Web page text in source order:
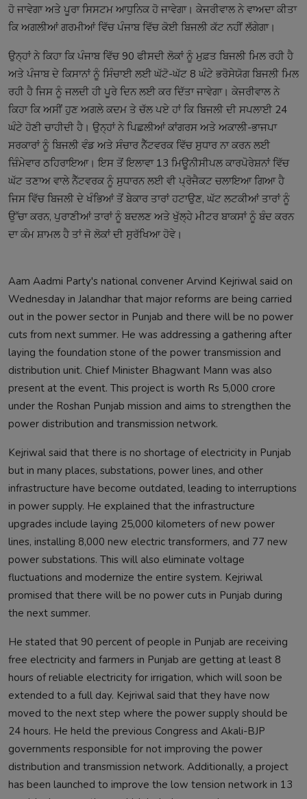
ਹੋ ਜਾਵੇਗਾ ਅਤੇ ਪੂਰਾ ਸਿਸਟਮ ਆਧੁਨਿਕ ਹੋ ਜਾਵੇਗਾ। ਕੇਜਰੀਵਾਲ ਨੇ ਵਾਅਦਾ ਕੀਤਾ
ਕਿ ਅਗਲੀਆਂ ਗਰਮੀਆਂ ਵਿੱਚ ਪੰਜਾਬ ਵਿੱਚ ਕੋਈ ਬਿਜਲੀ ਕੱਟ ਨਹੀਂ ਲੱਗੇਗਾ।
ਉਨ੍ਹਾਂ ਨੇ ਕਿਹਾ ਕਿ ਪੰਜਾਬ ਵਿੱਚ 90 ਫੀਸਦੀ ਲੋਕਾਂ ਨੂੰ ਮੁਫ਼ਤ ਬਿਜਲੀ ਮਿਲ ਰਹੀ ਹੈ
ਅਤੇ ਪੰਜਾਬ ਦੇ ਕਿਸਾਨਾਂ ਨੂੰ ਸਿੰਚਾਈ ਲਈ ਘੱਟੋ-ਘੱਟ 8 ਘੰਟੇ ਭਰੋਸੇਯੋਗ ਬਿਜਲੀ ਮਿਲ
ਰਹੀ ਹੈ ਜਿਸ ਨੂੰ ਜਲਦੀ ਹੀ ਪੂਰੇ ਦਿਨ ਲਈ ਕਰ ਦਿੱਤਾ ਜਾਵੇਗਾ। ਕੇਜਰੀਵਾਲ ਨੇ
ਕਿਹਾ ਕਿ ਅਸੀਂ ਹੁਣ ਅਗਲੇ ਕਦਮ ਤੇ ਚੱਲ ਪਏ ਹਾਂ ਕਿ ਬਿਜਲੀ ਦੀ ਸਪਲਾਈ 24
ਘੰਟੇ ਹੋਣੀ ਚਾਹੀਦੀ ਹੈ। ਉਨ੍ਹਾਂ ਨੇ ਪਿਛਲੀਆਂ ਕਾਂਗਰਸ ਅਤੇ ਅਕਾਲੀ-ਭਾਜਪਾ
ਸਰਕਾਰਾਂ ਨੂੰ ਬਿਜਲੀ ਵੰਡ ਅਤੇ ਸੰਚਾਰ ਨੈੱਟਵਰਕ ਵਿੱਚ ਸੁਧਾਰ ਨਾ ਕਰਨ ਲਈ
ਜ਼ਿੰਮੇਵਾਰ ਠਹਿਰਾਇਆ। ਇਸ ਤੋਂ ਇਲਾਵਾ 13 ਮਿਊਨੀਸੀਪਲ ਕਾਰਪੋਰੇਸ਼ਨਾਂ ਵਿੱਚ
ਘੱਟ ਤਣਾਅ ਵਾਲੇ ਨੈੱਟਵਰਕ ਨੂੰ ਸੁਧਾਰਨ ਲਈ ਵੀ ਪ੍ਰੋਜੈਕਟ ਚਲਾਇਆ ਗਿਆ ਹੈ
ਜਿਸ ਵਿੱਚ ਬਿਜਲੀ ਦੇ ਖੰਭਿਆਂ ਤੋਂ ਬੇਕਾਰ ਤਾਰਾਂ ਹਟਾਉਣ, ਘੱਟ ਲਟਕੀਆਂ ਤਾਰਾਂ ਨੂੰ
ਉੱਚਾ ਕਰਨ, ਪੁਰਾਣੀਆਂ ਤਾਰਾਂ ਨੂੰ ਬਦਲਣ ਅਤੇ ਖੁੱਲ੍ਹੇ ਮੀਟਰ ਬਾਕਸਾਂ ਨੂੰ ਬੰਦ ਕਰਨ
ਦਾ ਕੰਮ ਸ਼ਾਮਲ ਹੈ ਤਾਂ ਜੋ ਲੋਕਾਂ ਦੀ ਸੁਰੱਖਿਆ ਹੋਵੇ।
Aam Aadmi Party's national convener Arvind Kejriwal said on
Wednesday in Jalandhar that major reforms are being carried
out in the power sector in Punjab and there will be no power
cuts from next summer. He was addressing a gathering after
laying the foundation stone of the power transmission and
distribution unit. Chief Minister Bhagwant Mann was also
present at the event. This project is worth Rs 5,000 crore
under the Roshan Punjab mission and aims to strengthen the
power distribution and transmission network.
Kejriwal said that there is no shortage of electricity in Punjab
but in many places, substations, power lines, and other
infrastructure have become outdated, leading to interruptions
in power supply. He explained that the infrastructure
upgrades include laying 25,000 kilometers of new power
lines, installing 8,000 new electric transformers, and 77 new
power substations. This will also eliminate voltage
fluctuations and modernize the entire system. Kejriwal
promised that there will be no power cuts in Punjab during
the next summer.
He stated that 90 percent of people in Punjab are receiving
free electricity and farmers in Punjab are getting at least 8
hours of reliable electricity for irrigation, which will soon be
extended to a full day. Kejriwal said that they have now
moved to the next step where the power supply should be
24 hours. He held the previous Congress and Akali-BJP
governments responsible for not improving the power
distribution and transmission network. Additionally, a project
has been launched to improve the low tension network in 13